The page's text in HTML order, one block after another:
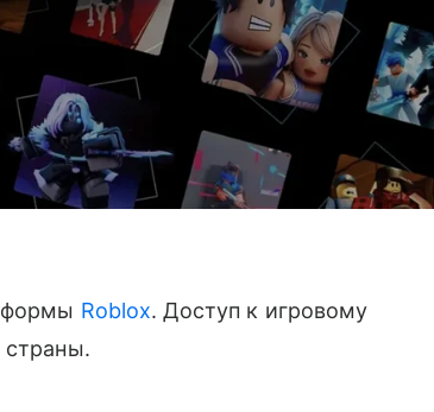
Roblox. Доступ к игровому
страны.